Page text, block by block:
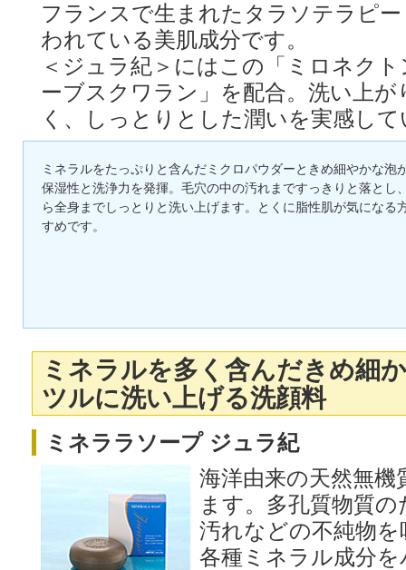
フランスで生まれたタラソテラピ
われている美肌成分です。
＜ジュラ紀＞にはこの「ミロネク
ーブスクワラン」を配合。洗い上
く、しっとりとした潤いを実感し
ミネラルをたっぷりと含んだミクロパウダーときめ細やかな泡
保湿性と洗浄力を発揮。毛穴の中の汚れまですっきりと落とし
ら全身までしっとりと洗い上げます。とくに脂性肌が気になる
すめです。
ミネラルを多く含んだきめ細
ツルに洗い上げる洗顔料
ミネララソープ ジュラ紀
海洋由来の天然無
ます。多孔質物質
汚れなどの不純物
各種ミネラル成分